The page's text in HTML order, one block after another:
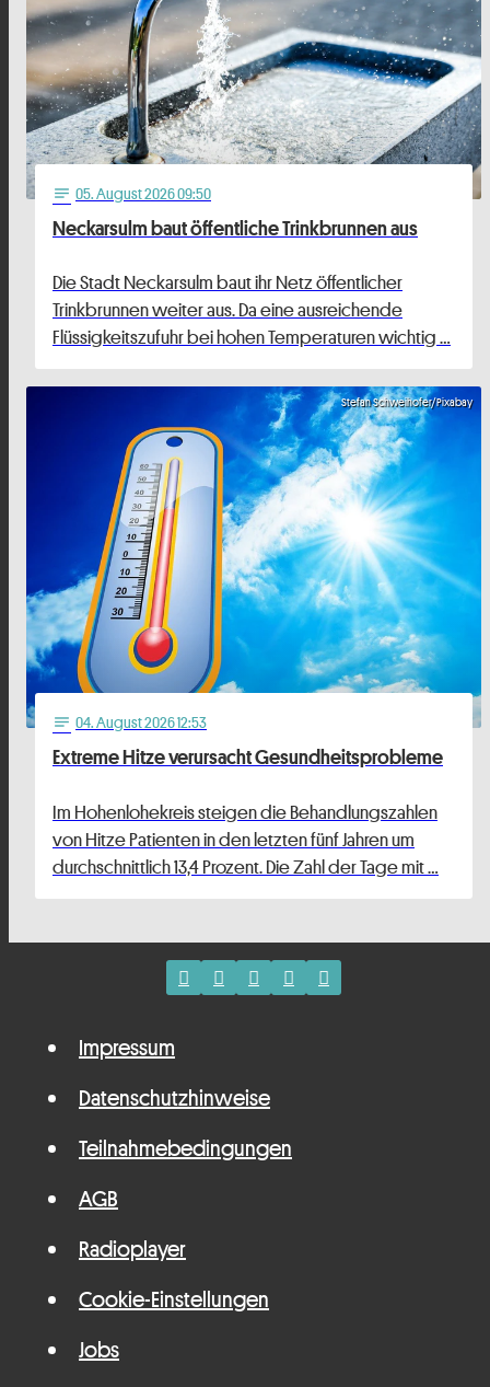
notes 05. August 2026 09:50
Neckarsulm baut öffentliche Trinkbrunnen aus
Die Stadt Neckarsulm baut ihr Netz öffentlicher
Trinkbrunnen weiter aus. Da eine ausreichende
Flüssigkeitszufuhr bei hohen Temperaturen wichtig …
Stefan Schweihofer/Pixabay
notes 04. August 2026 12:53
Extreme Hitze verursacht Gesundheitsprobleme
Im Hohenlohekreis steigen die Behandlungszahlen
von Hitze Patienten in den letzten fünf Jahren um
durchschnittlich 13,4 Prozent. Die Zahl der Tage mit …
Impressum
Datenschutzhinweise
Teilnahmebedingungen
AGB
Radioplayer
Cookie-Einstellungen
Jobs